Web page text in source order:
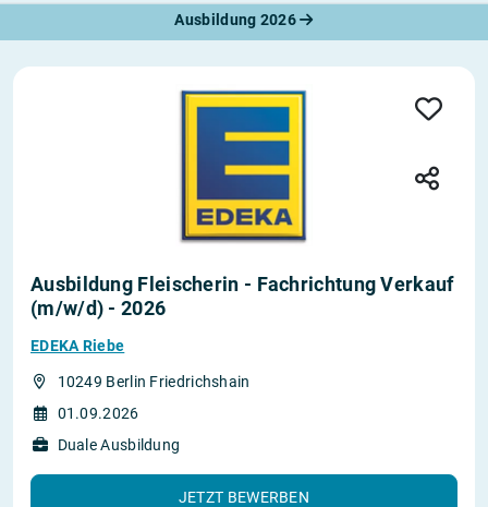
Ausbildung 2026
Ausbildung Fleischerin - Fachrichtung Verkauf
(m/w/d) - 2026
EDEKA Riebe
10249 Berlin Friedrichshain
01.09.2026
Duale Ausbildung
JETZT BEWERBEN